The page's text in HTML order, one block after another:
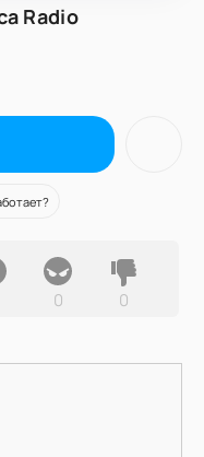
Radio
0 0